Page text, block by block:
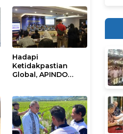
Hadapi
Ketidakpastian
Global, APINDO
Rumuskan Agenda
Ketahanan Ekonomi
Nasional